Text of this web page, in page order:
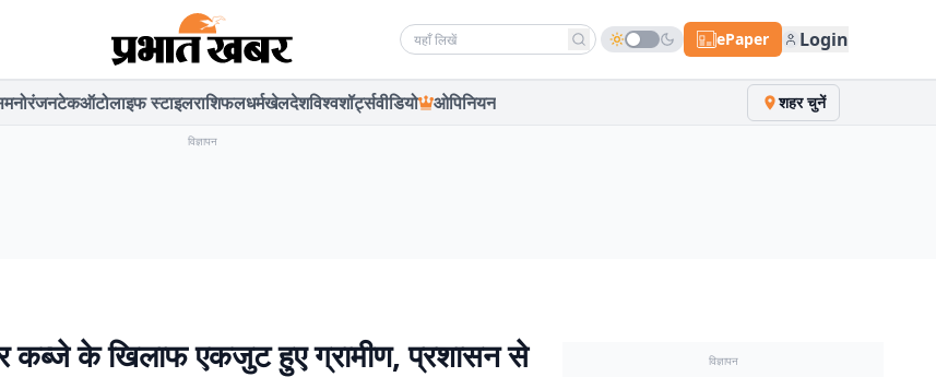
Search news ePaper Login
मनोरंजनटेकऑटोलाइफ स्टाइलराशिफलधर्मखेलदेशविश्वशॉर्ट्सवीडियो ओपिनियन शहर चुनें
विज्ञापन
कब्जे के खिलाफ एकजुट हुए ग्रामीण, प्रशासन से
विज्ञापन